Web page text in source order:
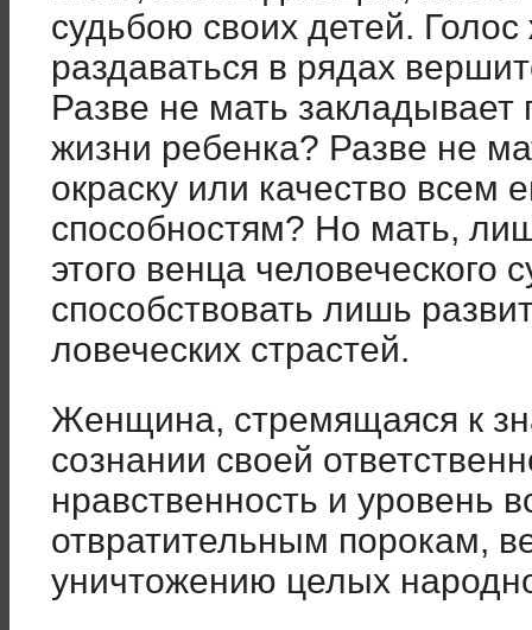
судьбою своих детей.
раздаваться в рядах
Разве не мать
жизни ребенка? Разве не
окраску или качество всем
способностям? Но мать,
этого венца человеческого
способствовать лишь
ловеческих страстей.
Женщина, стремящаяся к
сознании своей
нравственность и уровень
отвратительным порокам,
унич­тожению целых